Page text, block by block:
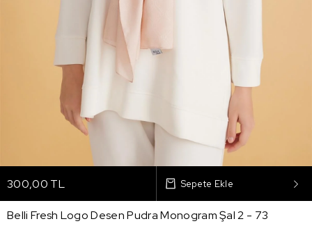
300,00 TL
Belli Fresh Logo Desen Pudra Monogram Şal 2 - 73